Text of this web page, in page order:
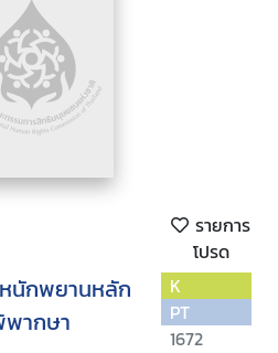
รายการ
โปรด
นักพยานหลัก
พากษา
K
PT
1672